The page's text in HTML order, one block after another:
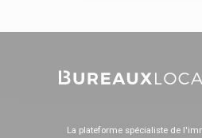
La plateforme spécialiste de